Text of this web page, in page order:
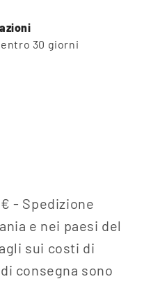
30 giorni
- Spedizione
e nei paesi del
sui costi di
consegna sono